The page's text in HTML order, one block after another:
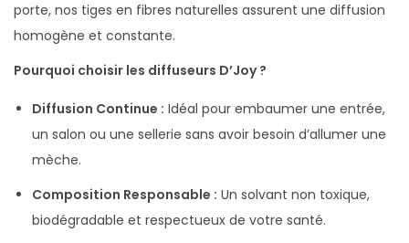
porte, nos tiges en fibres naturelles assurent une diffusion
homogène et constante.
Pourquoi choisir les diffuseurs D’Joy ?
Diffusion Continue : Idéal pour embaumer une entrée,
un salon ou une sellerie sans avoir besoin d’allumer une
mèche.
Composition Responsable : Un solvant non toxique,
biodégradable et respectueux de votre santé.